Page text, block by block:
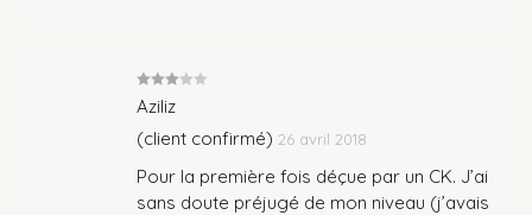
Note
sur 5
Aziliz
(client confirmé) 26 avril 2018
Pour la première fois déçue par un CK. J’ai
sans doute préjugé de mon niveau (j’avais